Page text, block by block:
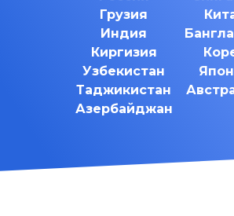
Грузия
Индия
Киргизия
Узбекистан
Таджикистан
Азербайджан